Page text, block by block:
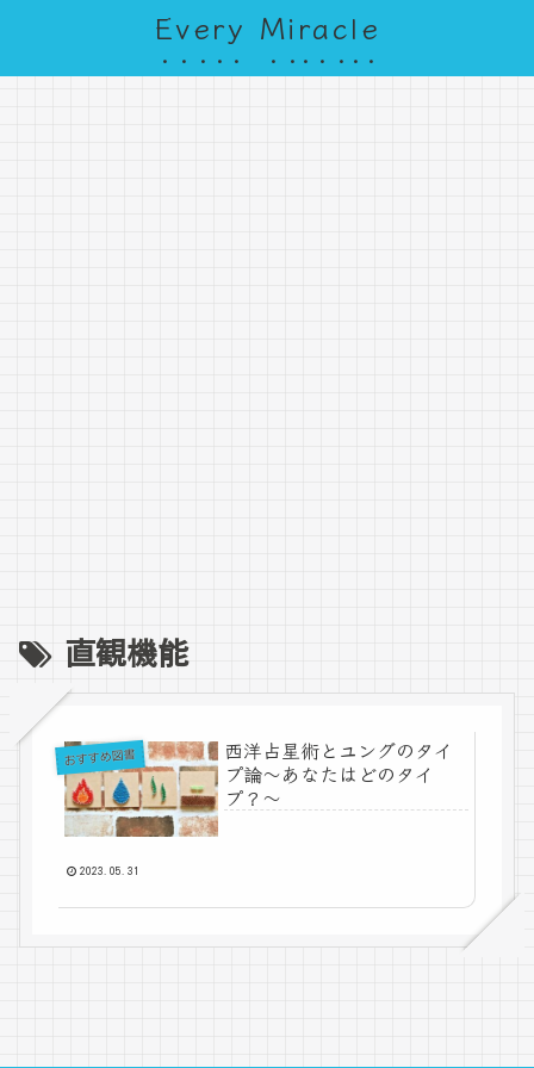
Every Miracle
直観機能
おすすめ図書
西洋占星術とユングのタイ
プ論～あなたはどのタイ
プ？～
2023.05.31